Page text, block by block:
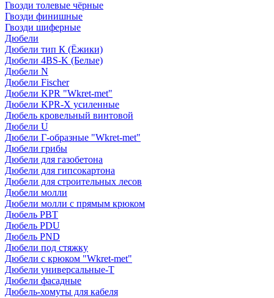
Гвозди толевые чёрные
Гвозди финишные
Гвозди шиферные
Дюбели
Дюбели тип К (Ёжики)
Дюбели 4BS-K (Белые)
Дюбели N
Дюбели Fischer
Дюбели KPR "Wkret-met"
Дюбели KPR-Х усиленные
Дюбель кровельный винтовой
Дюбели U
Дюбели Г-образные "Wkret-met"
Дюбели грибы
Дюбели для газобетона
Дюбели для гипсокартона
Дюбели для строительных лесов
Дюбели молли
Дюбели молли с прямым крюком
Дюбель PBT
Дюбель PDU
Дюбель PND
Дюбели под стяжку
Дюбели с крюком "Wkret-met"
Дюбели универсальные-Т
Дюбели фасадные
Дюбель-хомуты для кабеля